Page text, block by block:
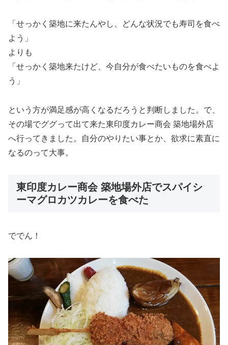
「せっかく築地に来たんやし、どんな状況でも寿司を食べ
よう」
よりも
「せっかく築地来たけど、今自分が食べたいものを食べよ
う」
という方が満足感が高くなるだろうと判断しました。で、
その場でググって出て来た東印度カレー商会 築地場外店
へ行ってきました。自分のやりたい事とか、欲求に素直に
なるのって大事。
東印度カレー商会 築地場外店でスパイシ
ーマグロカツカレーを食べた
ででん！